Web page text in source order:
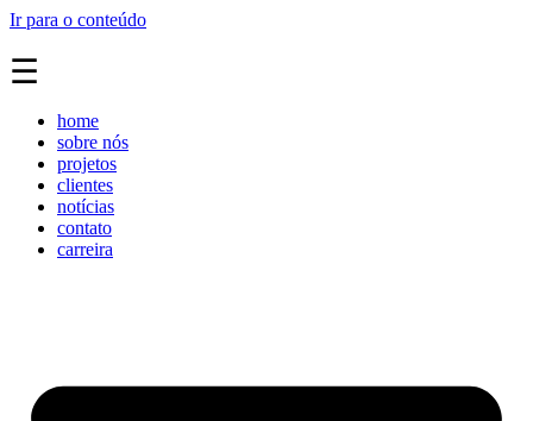
Ir para o conteúdo
☰
home
sobre nós
projetos
clientes
notícias
contato
carreira